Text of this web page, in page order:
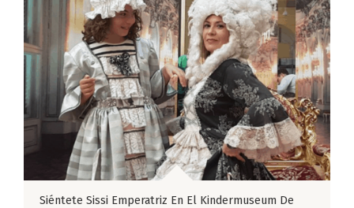
Siéntete Sissi Emperatriz En El Kindermuseum De